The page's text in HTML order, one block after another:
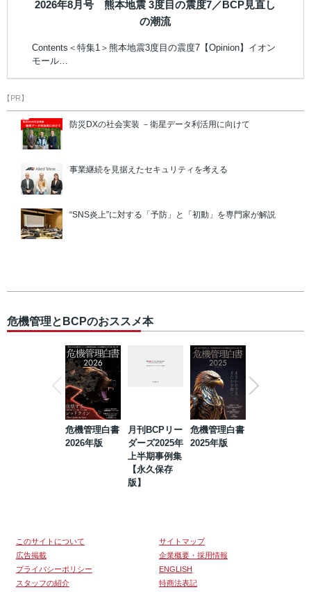
2026年8月号 熊本地震 3度目の震度7／BCP見直し
の潮流
Contents＜特集1＞熊本地震3度目の震度7【Opinion】イオン
モール…
【PR】
防災DXの社会実装 －衛星データ利活用に向けて
事業継続を見据えたセキュリティを考える
“SNS炎上”に対する「予防」と「初動」を専門家が解説
危機管理とBCPのおススメ本
危機管理白書
2026年版
月刊BCPリー
ダーズ2025年
上半期事例集
【永久保存
版】
危機管理白書
2025年版
このサイトについて
サイトマップ
広告掲載
企業概要・採用情報
プライバシーポリシー
ENGLISH
スタッフの紹介
特商法表記